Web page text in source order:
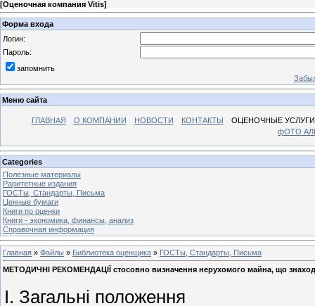
[Оценочная компания Vitis]
Форма входа
Логин:
Пароль:
запомнить
Меню сайта
ГЛАВНАЯ О КОМПАНИИ НОВОСТИ КОНТАКТЫ
ОЦЕНОЧНЫЕ УСЛУГИ
фОТО
Categories
Полезные материалы
Раритетные издания
ГОСТы, Стандарты, Письма
Ценные бумаги
Книги по оценки
Книги - экономика, финансы, анализ
Справочная информация
Главная » Файлы » Библиотека оценщика » ГОСТы, Стандарты, Письма
МЕТОДИЧНІ РЕКОМЕНДАЦІЇ стосовно визначення нерухомого майна, що
І. Загальні положення